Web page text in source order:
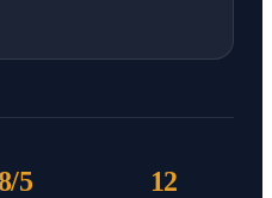
5 12